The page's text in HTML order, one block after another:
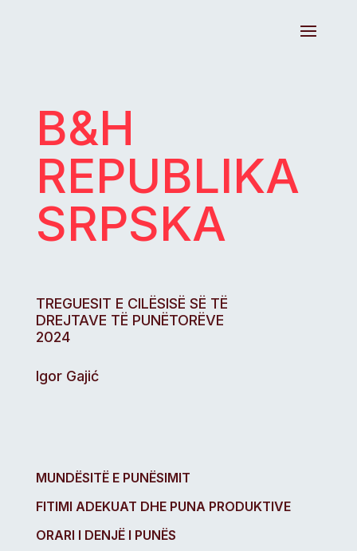
B&H
REPUBLIKA
SRPSKA
TREGUESIT E CILËSISË SË TË
DREJTAVE TË PUNËTORËVE
2024
Igor Gajić
MUNDËSITË E PUNËSIMIT
FITIMI ADEKUAT DHE PUNA PRODUKTIVE
ORARI I DENJË I PUNËS